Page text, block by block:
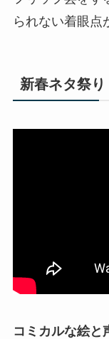
られない着眼点
新春ネタ祭り
コミカルな絵と